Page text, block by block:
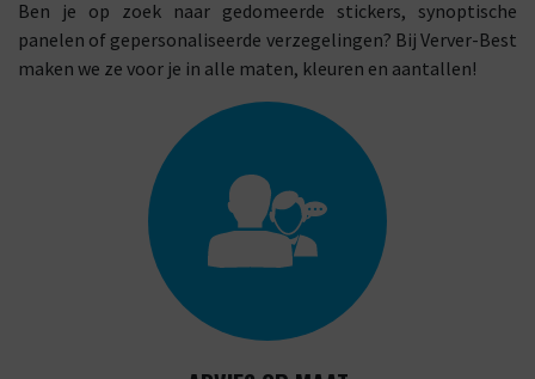
Ben je op zoek naar gedomeerde stickers, synoptische
panelen of gepersonaliseerde verzegelingen? Bij Verver-Best
maken we ze voor je in alle maten, kleuren en aantallen!